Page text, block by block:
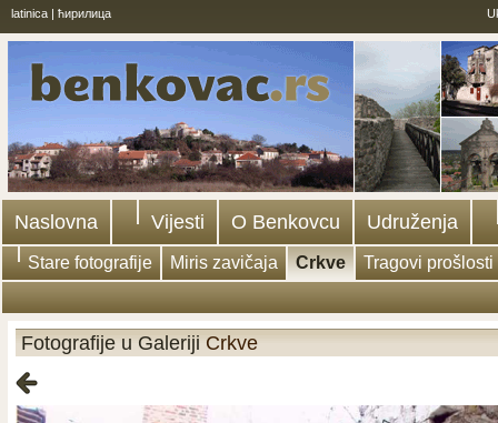
latinica | ћирилица
Naslovna Vijesti O Benkovcu Udruženja
Stare fotografije Miris zavičaja Crkve Tragovi prošlosti
Fotografije u Galeriji Crkve